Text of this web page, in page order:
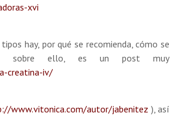
xvi
tipos hay, por qué se recomienda, cómo se
sobre ello, es un post muy
creatina-iv/
www.vitonica.com/autor/jabenitez), así